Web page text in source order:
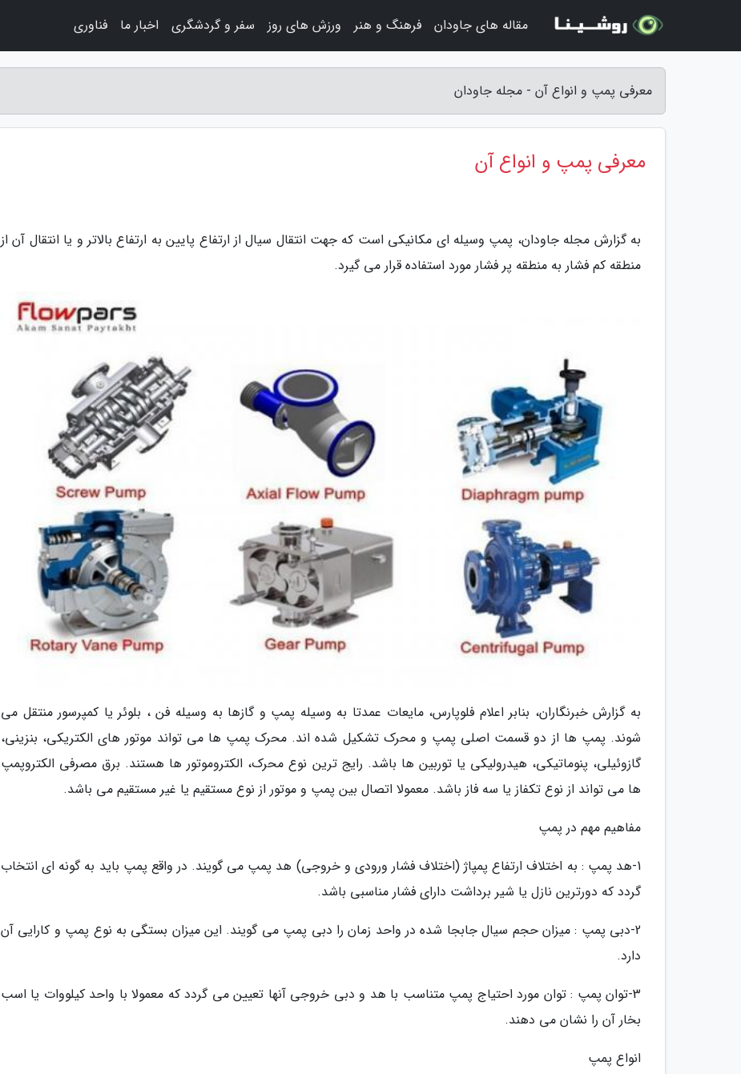
معرفی پمپ و انواع آن - مجله جاودان
معرفی پمپ و انواع آن
به گزارش مجله جاودان، پمپ وسیله ای مکانیکی است که جهت انتقال سیال از ارتفاع پایین به ارتفاع بالاتر و یا انتقال آن از
منطقه کم فشار به منطقه پر فشار مورد استفاده قرار می گیرد.
به گزارش خبرنگاران، بنابر اعلام فلوپارس، مایعات عمدتا به وسیله پمپ و گازها به وسیله فن ، بلوئر یا کمپرسور منتقل می
شوند. پمپ ها از دو قسمت اصلی پمپ و محرک تشکیل شده اند. محرک پمپ ها می تواند موتور های الکتریکی، بنزینی،
گازوئیلی، پنوماتیکی، هیدرولیکی یا توربین ها باشد. رایج ترین نوع محرک، الکتروموتور ها هستند. برق مصرفی الکتروپمپ
ها می تواند از نوع تکفاز یا سه فاز باشد. معمولا اتصال بین پمپ و موتور از نوع مستقیم یا غیر مستقیم می باشد.
مفاهیم مهم در پمپ
1-هد پمپ : به اختلاف ارتفاع پمپاژ (اختلاف فشار ورودی و خروجی) هد پمپ می گویند. در واقع پمپ باید به گونه ای انتخاب
گردد که دورترین نازل یا شیر برداشت دارای فشار مناسبی باشد.
2-دبی پمپ : میزان حجم سیال جابجا شده در واحد زمان را دبی پمپ می گویند. این میزان بستگی به نوع پمپ و کارایی آن
دارد.
3-توان پمپ : توان مورد احتیاج پمپ متناسب با هد و دبی خروجی آنها تعیین می گردد که معمولا با واحد کیلووات یا اسب
بخار آن را نشان می دهند.
انواع پمپ
مقاله های جاودان فرهنگ و هنر ورزش های روز سفر و گردشگری اخبار ما فناوری